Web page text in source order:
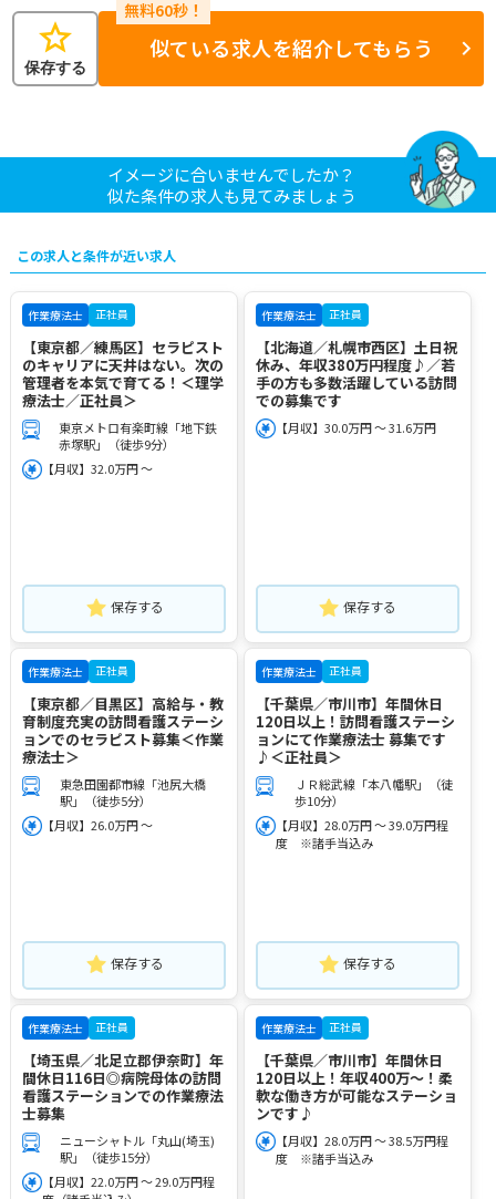
star
保存する
似ている求人を紹介してもらう
イメージに合いませんでしたか？
似た条件の求人も見てみましょう
この求人と条件が近い求人
作業療法士 正社員
【東京都／練馬区】セラピスト
のキャリアに天井はない。次の
管理者を本気で育てる！＜理学
療法士／正社員＞
東京メトロ有楽町線「地下鉄
赤塚駅」（徒歩9分）
【月収】32.0万円 ～
保存する
作業療法士 正社員
【北海道／札幌市西区】土日祝
休み、年収380万円程度♪／若
手の方も多数活躍している訪問
での募集です
【月収】30.0万円 ～ 31.6万円
保存する
作業療法士 正社員
【東京都／目黒区】高給与・教
育制度充実の訪問看護ステーシ
ョンでのセラピスト募集＜作業
療法士＞
東急田園都市線「池尻大橋
駅」（徒歩5分）
【月収】26.0万円 ～
保存する
作業療法士 正社員
【千葉県／市川市】年間休日
120日以上！訪問看護ステーシ
ョンにて作業療法士 募集です
♪＜正社員＞
ＪＲ総武線「本八幡駅」（徒
歩10分）
【月収】28.0万円 ～ 39.0万円程
度 ※諸手当込み
保存する
作業療法士 正社員
【埼玉県／北足立郡伊奈町】年
間休日116日◎病院母体の訪問
看護ステーションでの作業療法
士募集
ニューシャトル「丸山(埼玉)
駅」（徒歩15分）
【月収】22.0万円 ～ 29.0万円程
作業療法士 正社員
【千葉県／市川市】年間休日
120日以上！年収400万～！柔
軟な働き方が可能なステーショ
ンです♪
【月収】28.0万円 ～ 38.5万円程
度 ※諸手当込み